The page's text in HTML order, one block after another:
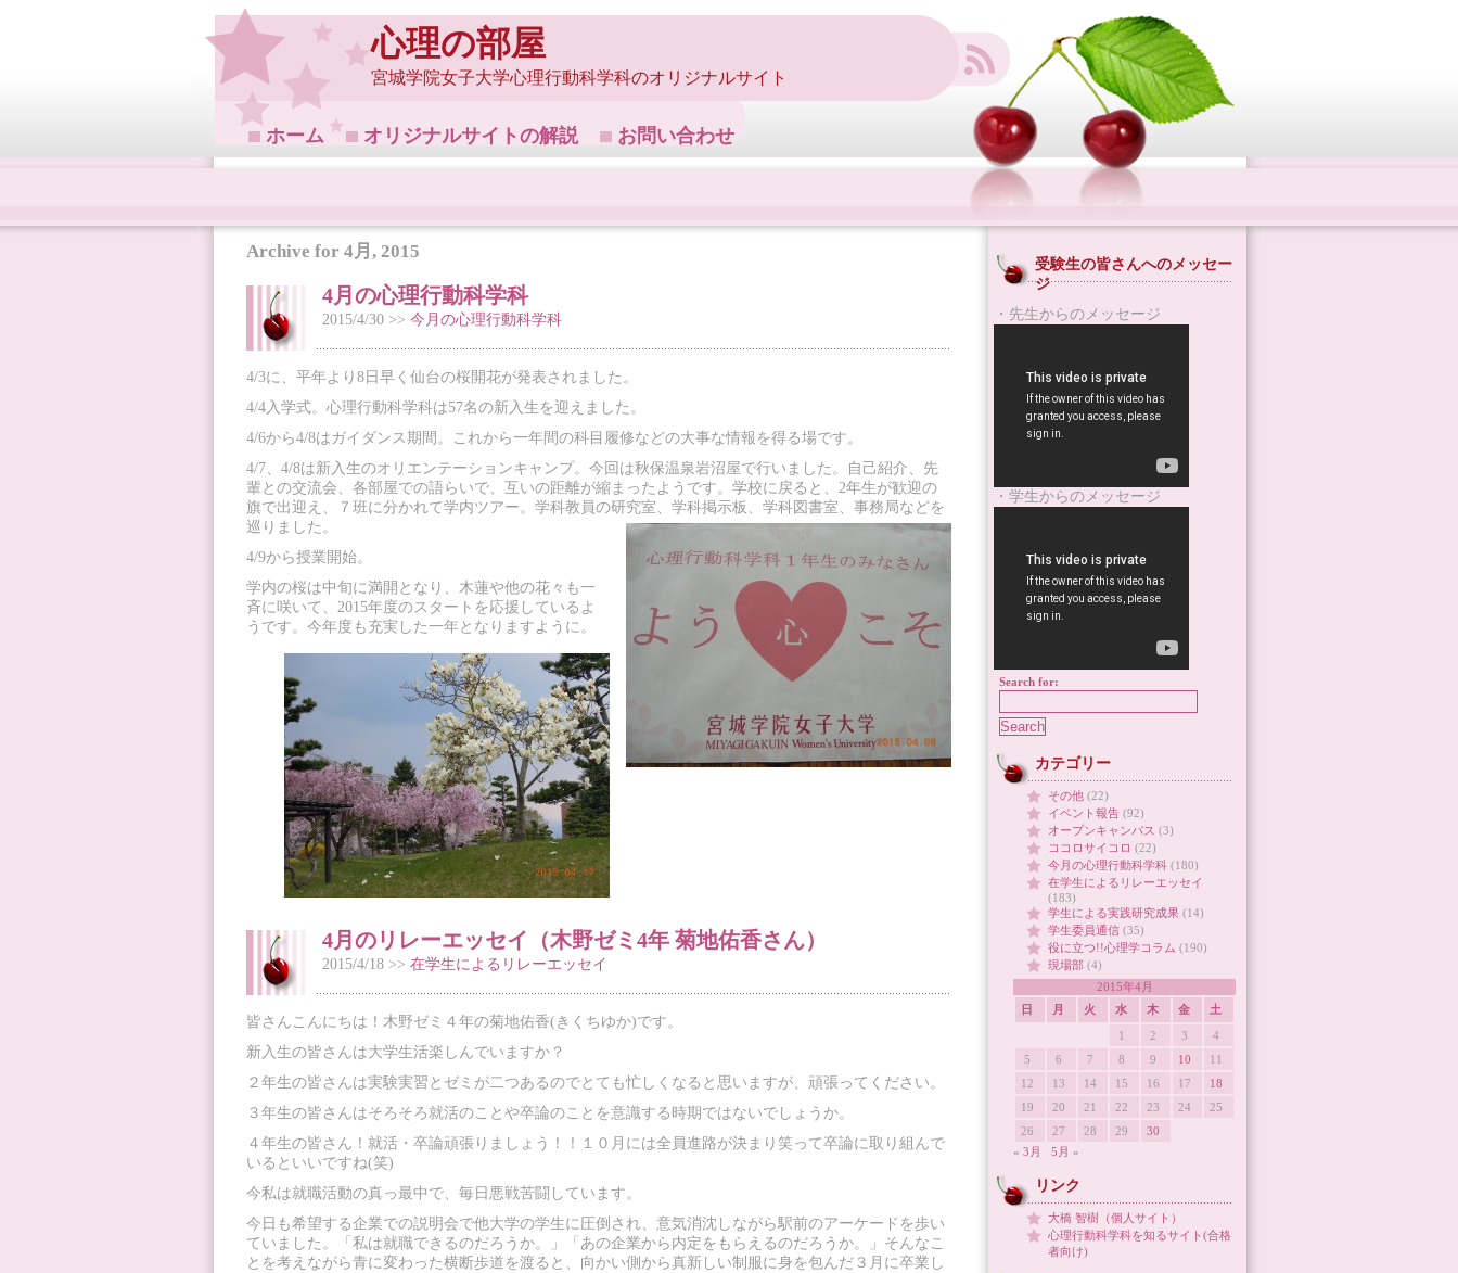
心理の部屋
宮城学院女子大学心理行動科学科のオリジナルサイト
ホーム オリジナルサイトの解説 お問い合わせ
Archive for 4月, 2015
4月の心理行動科学科
2015/4/30 >> 今月の心理行動科学科
4/3に、平年より8日早く仙台の桜開花が発表されました。
4/4入学式。心理行動科学科は57名の新入生を迎えました。
4/6から4/8はガイダンス期間。これから一年間の科目履修などの大事な情報を得る場です。
4/7、4/8は新入生のオリエンテーションキャンプ。今回は秋保温泉岩沼屋で行いました。自己紹介、先
輩との交流会、各部屋での語らいで、互いの距離が縮まったようです。学校に戻ると、2年生が歓迎の
旗で出迎え、７班に分かれて学内ツアー。学科教員の研究室、学科掲示板、学科図書室、事務局などを
巡りました。
4/9から授業開始。
学内の桜は中旬に満開となり、木蓮や他の花々も一
斉に咲いて、2015年度のスタートを応援しているよ
うです。今年度も充実した一年となりますように。
4月のリレーエッセイ（木野ゼミ4年 菊地佑香さん）
2015/4/18 >> 在学生によるリレーエッセイ
皆さんこんにちは！木野ゼミ４年の菊地佑香(きくちゆか)です。
新入生の皆さんは大学生活楽しんでいますか？
２年生の皆さんは実験実習とゼミが二つあるのでとても忙しくなると思いますが、頑張ってください。
３年生の皆さんはそろそろ就活のことや卒論のことを意識する時期ではないでしょうか。
４年生の皆さん！就活・卒論頑張りましょう！！１０月には全員進路が決まり笑って卒論に取り組んで
いるといいですね(笑)
今私は就職活動の真っ最中で、毎日悪戦苦闘しています。
今日も希望する企業での説明会で他大学の学生に圧倒され、意気消沈しながら駅前のアーケードを歩い
ていました。「私は就職できるのだろうか。」「あの企業から内定をもらえるのだろうか。」そんなこ
とを考えながら青に変わった横断歩道を渡ると、向かい側から真新しい制服に身を包んだ３月に卒業し
受験生の皆さんへのメッセー
ジ
・先生からのメッセージ
・学生からのメッセージ
Search for:
カテゴリー
その他 (22)
イベント報告 (92)
オープンキャンパス (3)
ココロサイコロ (22)
今月の心理行動科学科 (180)
在学生によるリレーエッセイ
(183)
学生による実践研究成果 (14)
学生委員通信 (35)
役に立つ!!心理学コラム (190)
現場部 (4)
2015年4月
日
月 火 水 木 金
土
1
2 3
4
5
6 7 8 9 10
11
12
13 14 15 16 17
18
19
20 21 22 23 24
25
26
27 28 29
30
« 3月
5月 »
リンク
大橋 智樹（個人サイト）
心理行動科学科を知るサイト(合格
者向け)